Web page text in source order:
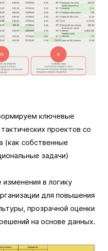
ключевые
проектов со
(как собственные
задачи)
в логику
для повышения
прозрачной оценки
на основе данных.